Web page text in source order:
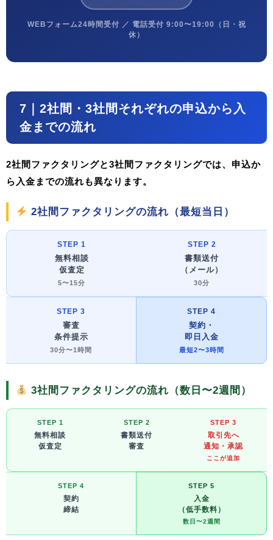
WEBフォーム24時間受付 ／ 電話受付 9:00〜19:00（日・祝
休）
7｜2社間・3社間それぞれの申込から入
金までの流れ
2社間ファクタリングと3社間ファクタリングでは、申込か
ら入金までの流れも異なります。
2社間ファクタリングの流れ（最短当日）
STEP 1
無料相談
仮査定
5〜15分
STEP 2
書類送付
（メール）
30分
STEP 3
審査
条件提示
30分〜1時間
STEP 4
契約・
即日入金
最短2〜3時間
3社間ファクタリングの流れ（数日〜2週間）
STEP 1
無料相談
仮査定
STEP 2
書類送付
審査
STEP 3
取引先へ
通知・承認
ここが追加
STEP 4
契約
締結
STEP 5
入金
（低手数料）
数日〜2週間